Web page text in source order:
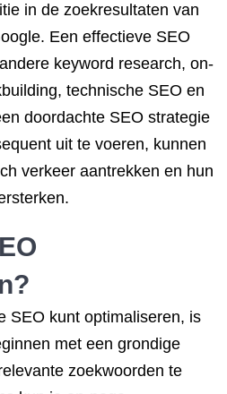
in de zoekresultaten van
Een effectieve SEO
keyword research, on-
technische SEO en
doordachte SEO strategie
uit te voeren, kunnen
verkeer aantrekken en hun
?
SEO kunt optimaliseren, is
met een grondige
zoekwoorden te